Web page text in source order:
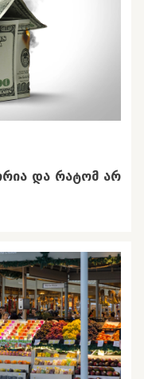
ᲓᲐ ᲠᲐᲢᲝᲛ ᲐᲠ